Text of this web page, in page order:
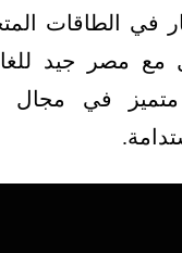
في الطاقات
مع مصر جيد
في مجال